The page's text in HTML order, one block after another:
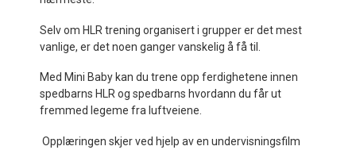
Selv om HLR trening organisert i grupper er det mest
vanlige, er det noen ganger vanskelig å få til.
Med Mini Baby kan du trene opp ferdighetene innen
spedbarns HLR og spedbarns hvordann du får ut
fremmed legeme fra luftveiene.
Opplæringen skjer ved hjelp av en undervisningsfilm